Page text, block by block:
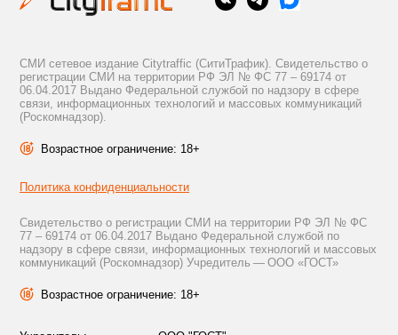
СМИ сетевое издание Citytraffic (СитиТрафик). Свидетельство о
регистрации СМИ на территории РФ ЭЛ № ФС 77 – 69174 от
06.04.2017 Выдано Федеральной службой по надзору в сфере
связи, информационных технологий и массовых коммуникаций
(Роскомнадзор).
Возрастное ограничение: 18+
Политика конфиденциальности
Свидетельство о регистрации СМИ на территории РФ ЭЛ № ФС
77 – 69174 от 06.04.2017 Выдано Федеральной службой по
надзору в сфере связи, информационных технологий и массовых
коммуникаций (Роскомнадзор) Учредитель — ООО «ГОСТ»
Возрастное ограничение: 18+